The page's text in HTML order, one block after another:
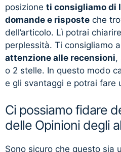
posizione ti consigliamo di
domande e risposte che
dell’articolo. Lì potrai
perplessità. Ti consigliamo
attenzione alle recensioni,
o 2 stelle. In questo modo
e gli svantaggi e potrai fare
Ci possiamo fidare
delle Opinioni degli
Sono sicuro che questo sia